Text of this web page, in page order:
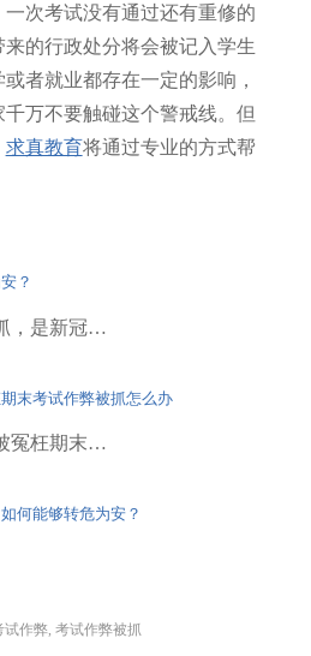
次考试没有通过还有重修的
的行政处分将会被记入学生
者就业都存在一定的影响，
万不要触碰这个警戒线。但
求真教育将通过专业的方式帮
？
，是新冠…
末考试作弊被抓怎么办
冤枉期末…
何能够转危为安？
试作弊, 考试作弊被抓